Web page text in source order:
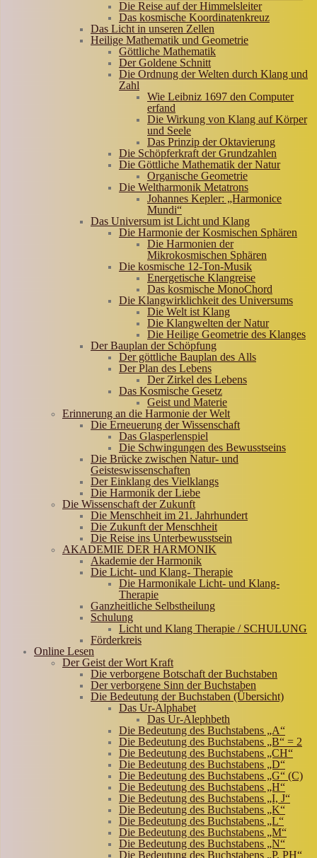
Die Reise auf der Himmelsleiter
Das kosmische Koordinatenkreuz
Das Licht in unseren Zellen
Heilige Mathematik und Geometrie
Göttliche Mathematik
Der Goldene Schnitt
Die Ordnung der Welten durch Klang und
Zahl
Wie Leibniz 1697 den Computer
erfand
Die Wirkung von Klang auf Körper
und Seele
Das Prinzip der Oktavierung
Die Schöpferkraft der Grundzahlen
Die Göttliche Mathematik der Natur
Organische Geometrie
Die Weltharmonik Metatrons
Johannes Kepler: „Harmonice
Mundi“
Das Universum ist Licht und Klang
Die Harmonie der Kosmischen Sphären
Die Harmonien der
Mikrokosmischen Sphären
Die kosmische 12-Ton-Musik
Energetische Klangreise
Das kosmische MonoChord
Die Klangwirklichkeit des Universums
Die Welt ist Klang
Die Klangwelten der Natur
Die Heilige Geometrie des Klanges
Der Bauplan der Schöpfung
Der göttliche Bauplan des Alls
Der Plan des Lebens
Der Zirkel des Lebens
Das Kosmische Gesetz
Geist und Materie
Erinnerung an die Harmonie der Welt
Die Erneuerung der Wissenschaft
Das Glasperlenspiel
Die Schwingungen des Bewusstseins
Die Brücke zwischen Natur- und
Geisteswissenschaften
Der Einklang des Vielklangs
Die Harmonik der Liebe
Die Wissenschaft der Zukunft
Die Menschheit im 21. Jahrhundert
Die Zukunft der Menschheit
Die Reise ins Unterbewusstsein
AKADEMIE DER HARMONIK
Akademie der Harmonik
Die Licht- und Klang- Therapie
Die Harmonikale Licht- und Klang-
Therapie
Ganzheitliche Selbstheilung
Schulung
Licht und Klang Therapie / SCHULUNG
Förderkreis
Online Lesen
Der Geist der Wort Kraft
Die verborgene Botschaft der Buchstaben
Der verborgene Sinn der Buchstaben
Die Bedeutung der Buchstaben (Übersicht)
Das Ur-Alphabet
Das Ur-Alephbeth
Die Bedeutung des Buchstabens „A“
Die Bedeutung des Buchstabens „B“ = 2
Die Bedeutung des Buchstabens „CH“
Die Bedeutung des Buchstabens „D“
Die Bedeutung des Buchstabens „G“ (C)
Die Bedeutung des Buchstabens „H“
Die Bedeutung des Buchstabens „I, J“
Die Bedeutung des Buchstabens „K“
Die Bedeutung des Buchstabens „L“
Die Bedeutung des Buchstabens „M“
Die Bedeutung des Buchstabens „N“
Die Bedeutung des Buchstabens „P, PH“